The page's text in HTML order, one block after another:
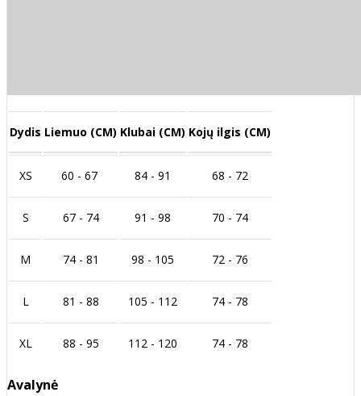
Dydis Liemuo (CM) Klubai (CM) Kojų ilgis (CM)
XS 60 - 67 84 - 91 68 - 72
S 67 - 74 91 - 98 70 - 74
M 74 - 81 98 - 105 72 - 76
L 81 - 88 105 - 112 74 - 78
XL 88 - 95 112 - 120 74 - 78
Avalynė